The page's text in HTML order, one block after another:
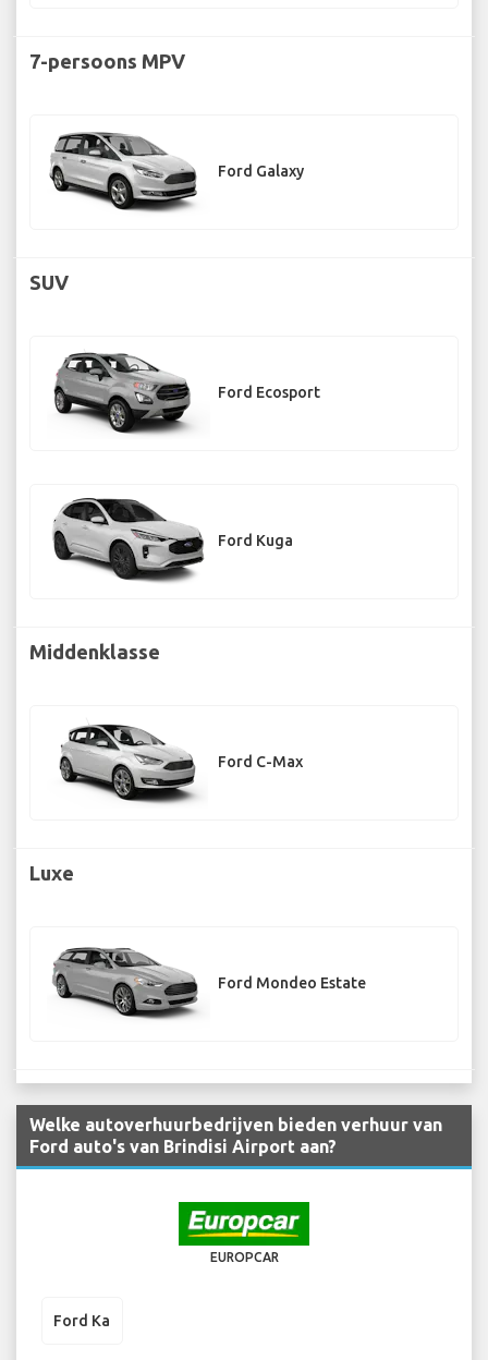
7-persoons MPV
Ford Galaxy
SUV
Ford Ecosport
Ford Kuga
Middenklasse
Ford C-Max
Luxe
Ford Mondeo Estate
Welke autoverhuurbedrijven bieden verhuur van
Ford auto's van Brindisi Airport aan?
EUROPCAR
Ford Ka